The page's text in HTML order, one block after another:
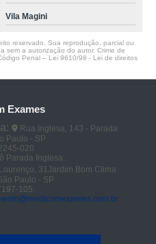
Vila Magini
reservado. Sua reprodução, parcial ou
sem a autorização do autor. Crime de
Penal – Lei 9610/98 - Lei de direitos
Exames
Rua Inglesa, 143 - Parada
Paulo - SP
020
Parada Inglesa.
31Jardim Bom Clima
Paulo - SP
105.